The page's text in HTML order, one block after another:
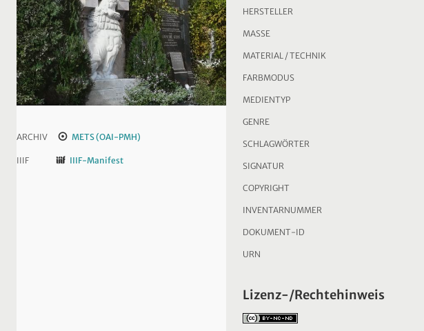
ARCHIV METS (OAI-PMH)
IIIF IIIF-Manifest
HERSTELLER
MASSE
MATERIAL / TECHNIK
FARBMODUS
MEDIENTYP
GENRE
SCHLAGWÖRTER
SIGNATUR
COPYRIGHT
INVENTARNUMMER
DOKUMENT-ID
URN
Lizenz-/Rechtehinweis